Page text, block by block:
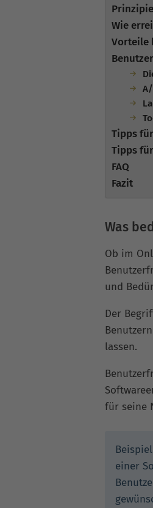
Wie
Vorteile
Tipps
Tipps
FAQ
Fazit
Was
Ob im
und
Der
lassen.
für seine
einer